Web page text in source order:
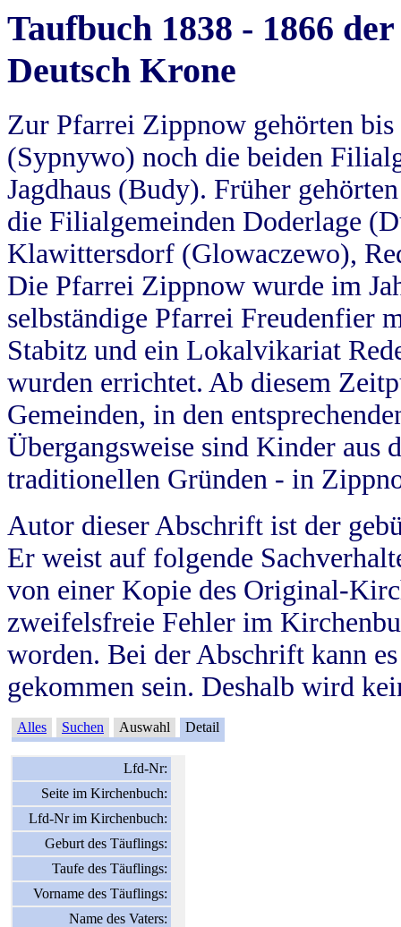
Taufbuch 1838 - 1866
Deutsch Krone
Zur Pfarrei Zippnow gehörten
(Sypnywo) noch die beiden
Jagdhaus (Budy). Früher
die Filialgemeinden Doderlage
Klawittersdorf (Glowaczewo),
Die Pfarrei Zippnow wurde im
selbständige Pfarrei Freudenfier
Stabitz und ein Lokalvikariat
wurden errichtet. Ab diesem
Gemeinden, in den
Übergangsweise sind Kinder aus
traditionellen Gründen - in
Autor dieser Abschrift ist der
Er weist auf folgende
von einer Kopie des Original-
zweifelsfreie Fehler im
worden. Bei der Abschrift kann
gekommen sein. Deshalb wird
Alles Suchen Auswahl Detail
Lfd-Nr:
Seite im Kirchenbuch:
Lfd-Nr im Kirchenbuch:
Geburt des Täuflings:
Taufe des Täuflings:
Vorname des Täuflings:
Name des Vaters: